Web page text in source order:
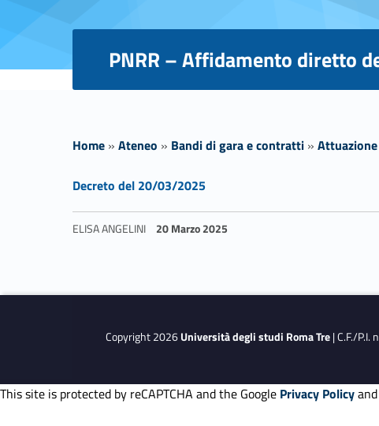
PNRR – Affidamento diretto
Home » Ateneo » Bandi di gara e contratti »
P
N
R
A
Link identifier #identifier__58100-1
Decreto del 20/03/2025
ELISA ANGELINI 20 Marzo 2025
Copyright 2026Università degli studi Roma Tre| C.F./P.I.
This site is protected by reCAPTCHA and the Google Privacy Policyand